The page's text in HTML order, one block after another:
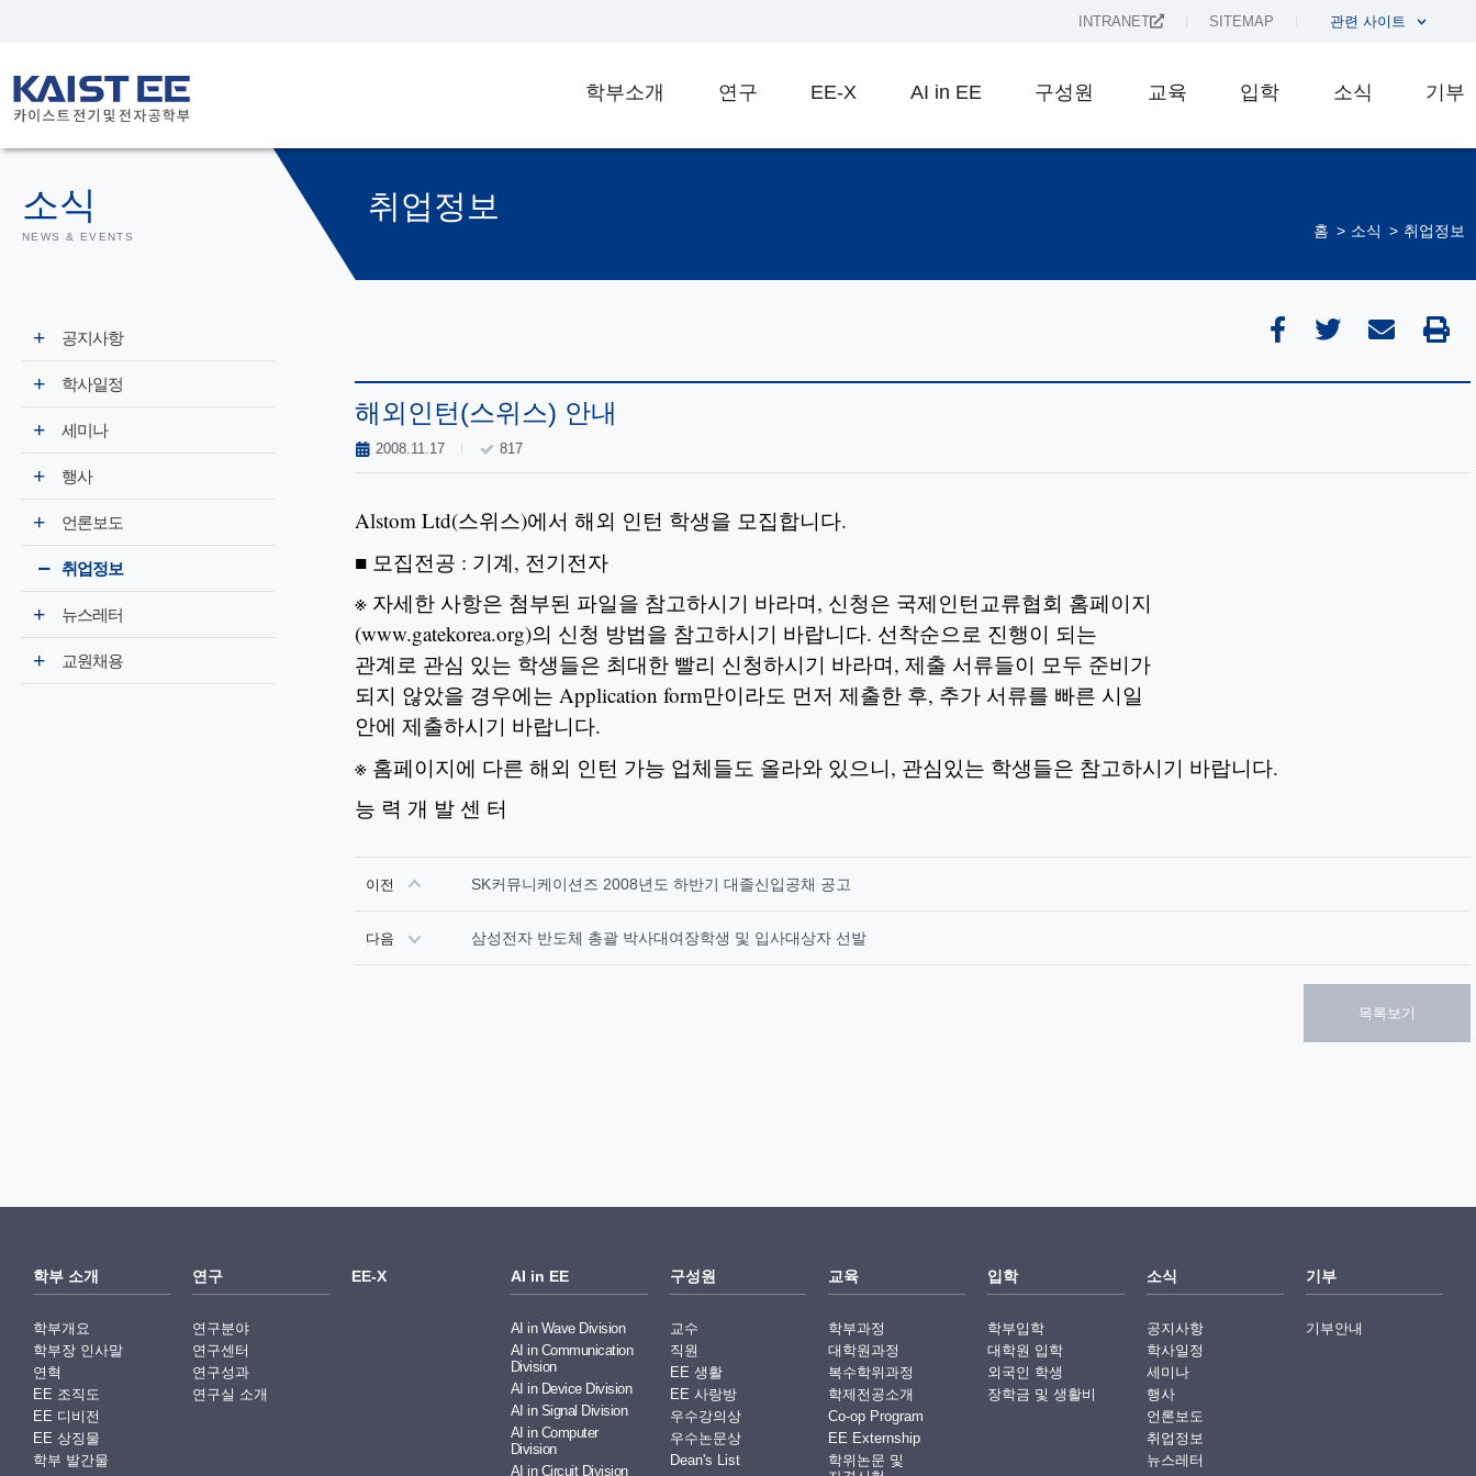
INTRANET SITEMAP 관련 사이트
학부소개 연구 EE-X AI in EE 구성원 교육 입학 소식 기부
소식
NEWS & EVENTS
취업정보
홈 소식 취업정보
공지사항
학사일정
세미나
행사
언론보도
취업정보
뉴스레터
교원채용
해외인턴(스위스) 안내
2008.11.17 817
Alstom Ltd(스위스)에서 해외 인턴 학생을 모집합니다.
■ 모집전공 : 기계, 전기전자
※ 자세한 사항은 첨부된 파일을 참고하시기 바라며, 신청은 국제인턴교류협회 홈페이지
(www.gatekorea.org)의 신청 방법을 참고하시기 바랍니다. 선착순으로 진행이 되는
관계로 관심 있는 학생들은 최대한 빨리 신청하시기 바라며, 제출 서류들이 모두 준비가
되지 않았을 경우에는 Application form만이라도 먼저 제출한 후, 추가 서류를 빠른 시일
안에 제출하시기 바랍니다.
※ 홈페이지에 다른 해외 인턴 가능 업체들도 올라와 있으니, 관심있는 학생들은 참고하시기 바랍니다.
능 력 개 발 센 터
이전 SK커뮤니케이션즈 2008년도 하반기 대졸신입공채 공고
다음 삼성전자 반도체 총괄 박사대여장학생 및 입사대상자 선발
목록보기
학부 소개
학부개요
학부장 인사말
연혁
EE 조직도
EE 디비전
EE 상징물
학부 발간물
연구
연구분야
연구센터
연구성과
연구실 소개
EE-X AI in EE
AI in Wave Division
AI in Communication
Division
AI in Device Division
AI in Signal Division
AI in Computer
Division
AI in Circuit Division
구성원
교수
직원
EE 생활
EE 사랑방
우수강의상
우수논문상
Dean's List
교육
학부과정
대학원과정
복수학위과정
학제전공소개
Co-op Program
EE Externship
학위논문 및
입학
학부입학
대학원 입학
외국인 학생
장학금 및 생활비
소식
공지사항
학사일정
세미나
행사
언론보도
취업정보
뉴스레터
기부
기부안내